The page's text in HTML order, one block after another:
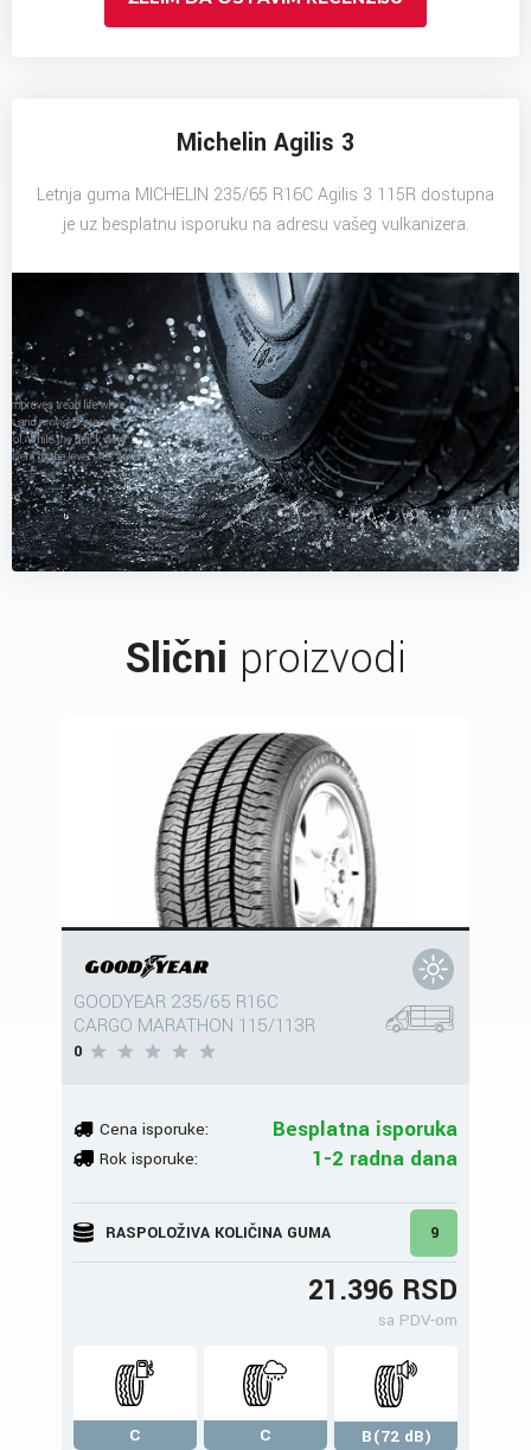
Michelin Agilis 3
Letnja guma MICHELIN 235/65 R16C Agilis 3 115R dostupna
je uz besplatnu isporuku na adresu vašeg vulkanizera.
Slični proizvodi
GOODYEAR 235/65 R16C
CARGO MARATHON 115/113R
0
Cena isporuke: Besplatna isporuka
Rok isporuke: 1-2 radna dana
RASPOLOŽIVA KOLIČINA GUMA 9
21.396 RSD
sa PDV-om
C C
B(72 dB)